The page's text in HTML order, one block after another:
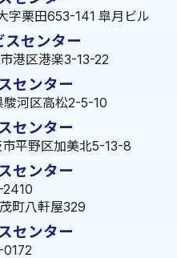
字栗田653-141 皐月ビル
スセンター
港区港楽3-13-22
センター
河区高松2-5-10
センター
平野区加美北5-13-8
センター
2410
町八軒屋329
センター
0172